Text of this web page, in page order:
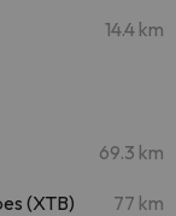
14.4 km
69.3 km
(XTB) 77 km